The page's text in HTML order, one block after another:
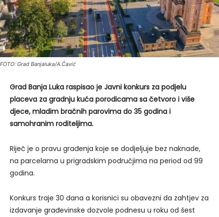
FOTO: Grad Banjaluka/A.Čavić
Grad Banja Luka raspisao je Javni konkurs za podjelu
placeva za gradnju kuća porodicama sa četvoro i više
djece, mladim bračnih parovima do 35 godina i
samohranim roditeljima.
Riječ je o pravu građenja koje se dodjeljuje bez naknade,
na parcelama u prigradskim područjima na period od 99
godina.
Konkurs traje 30 dana a korisnici su obavezni da zahtjev za
izdavanje građevinske dozvole podnesu u roku od šest